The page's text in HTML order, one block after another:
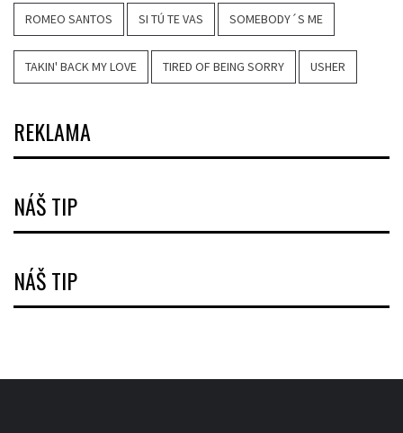
ROMEO SANTOS SI TÚ TE VAS SOMEBODY´S ME
TAKIN' BACK MY LOVE TIRED OF BEING SORRY USHER
REKLAMA
NÁŠ TIP
NÁŠ TIP